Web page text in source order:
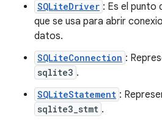
SQLiteDriver : Es el punto
que se usa para abrir
datos.
SQLiteConnection :
sqlite3 .
SQLiteStatement :
sqlite3_stmt .